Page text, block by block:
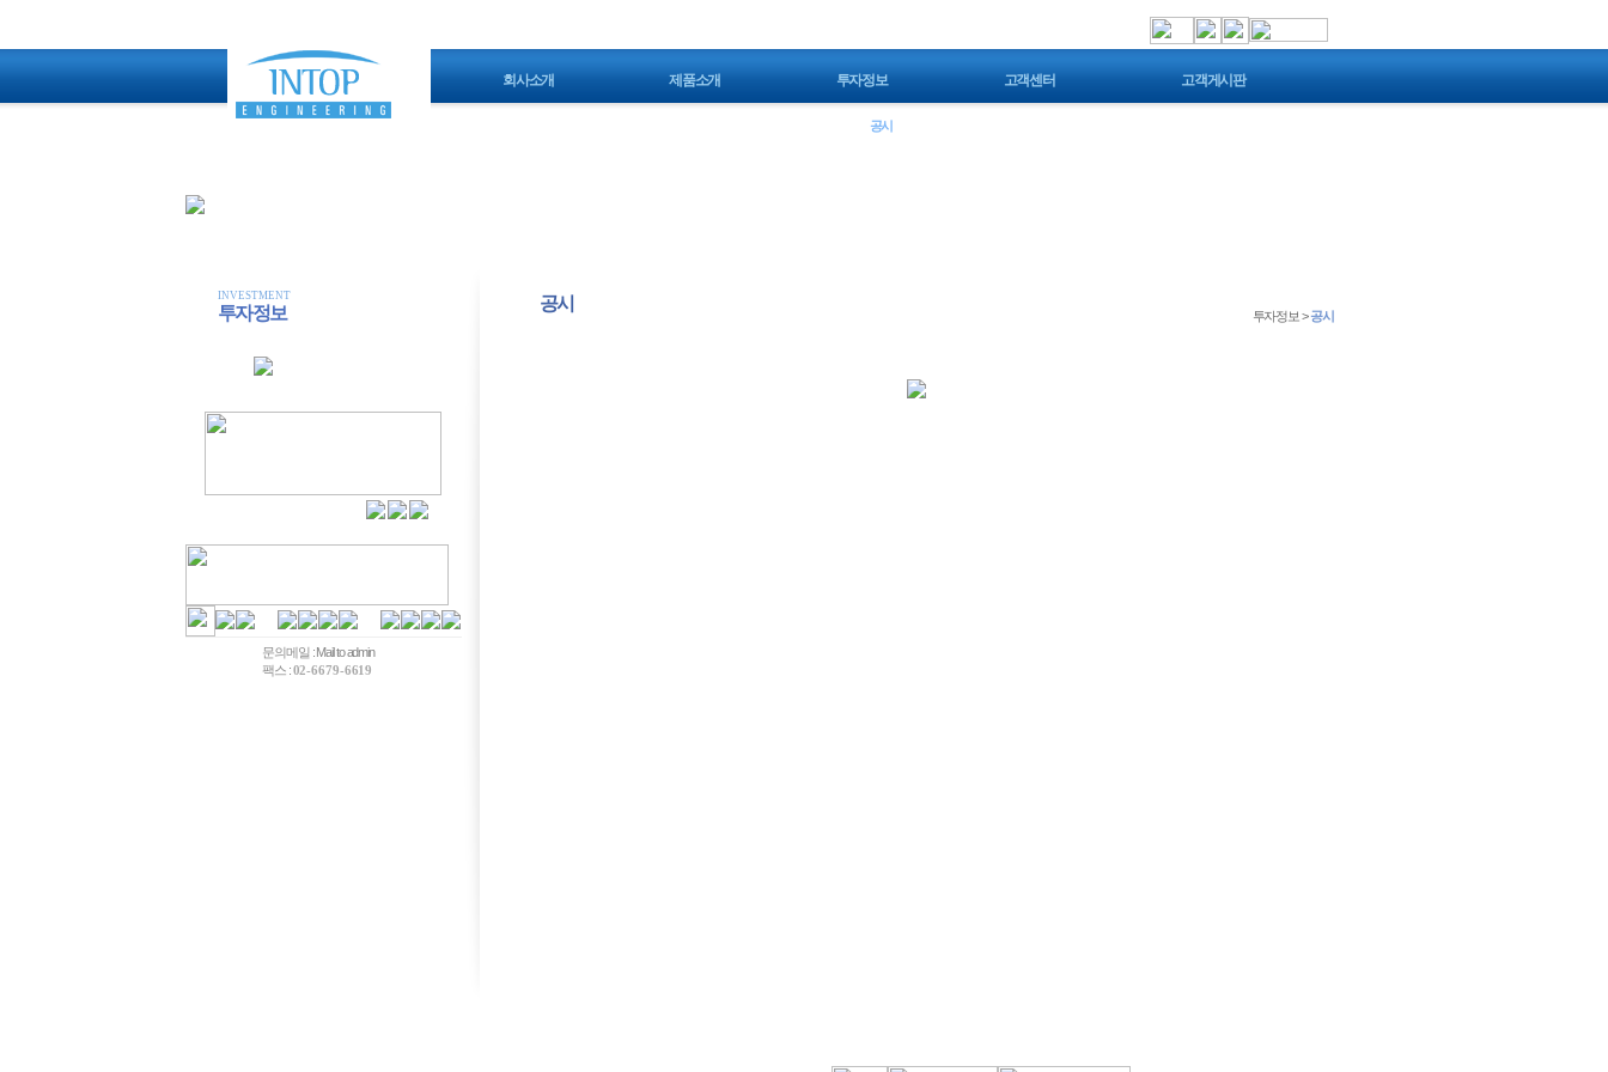
회사소개 제품소개 투자정보 고객센터 고객게시판
공시
INVESTMENT
투자정보
문의메일 :Mail to admin
팩스 :02-6679-6619
공시
투자정보 >공시